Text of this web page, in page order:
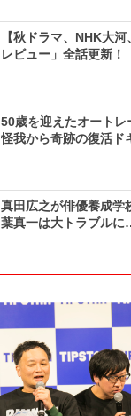
【秋ドラマ、NHK大
レビュー」全話更新！
50歳を迎えたオート
怪我から奇跡の復活ド
真田広之が俳優養成学
葉真一は大トラブルに